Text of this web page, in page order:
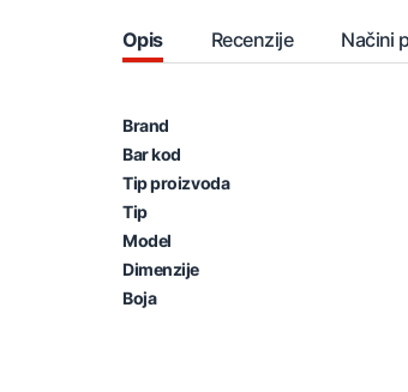
Opis Recenzije Načini
Brand
Bar kod
Tip proizvoda
Tip
Model
Dimenzije
Boja